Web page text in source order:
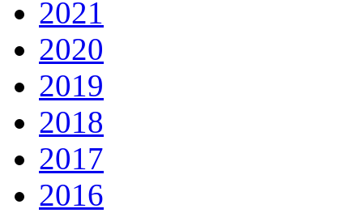
2021
2020
2019
2018
2017
2016